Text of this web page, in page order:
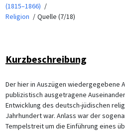
(1815–1866)
Religion
Quelle (7/18)
Kurzbeschreibung
Der hier in Auszügen wiedergegebene
publizistisch ausgetragene
Entwicklung des deutsch-jüdischen
Jahrhundert war. Anlass war der
Tempelstreit um die Einführung eines